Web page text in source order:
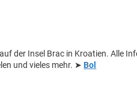
der Insel Brac in Kroatien. Alle
und vieles mehr. ➤ Bol